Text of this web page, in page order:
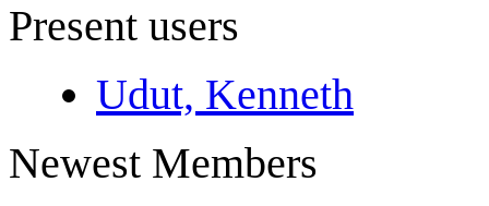
Present users
Udut, Kenneth
Newest Members